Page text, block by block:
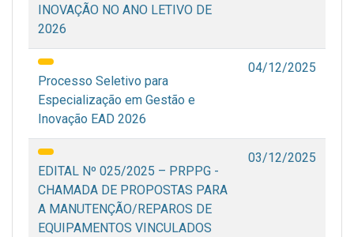
INOVAÇÃO NO ANO LETIVO DE
2026
Processo Seletivo para
Especialização em Gestão e
Inovação EAD 2026
04/12/2025
EDITAL Nº 025/2025 – PRPPG -
CHAMADA DE PROPOSTAS PARA
A MANUTENÇÃO/REPAROS DE
EQUIPAMENTOS VINCULADOS
03/12/2025